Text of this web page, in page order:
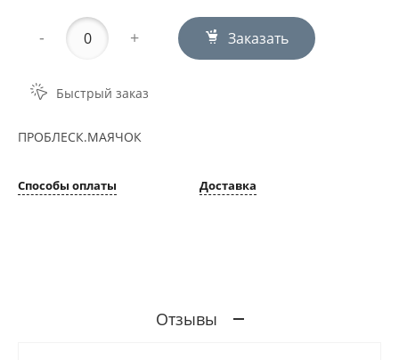
- + Заказать
Быстрый заказ
ПРОБЛЕСК.МАЯЧОК
Способы оплаты Доставка
Отзывы